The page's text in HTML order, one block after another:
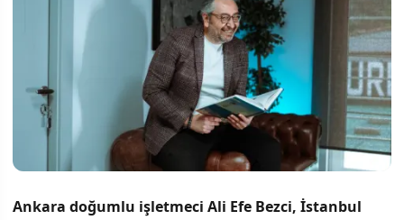
Ankara doğumlu işletmeci Ali Efe Bezci, İstanbul